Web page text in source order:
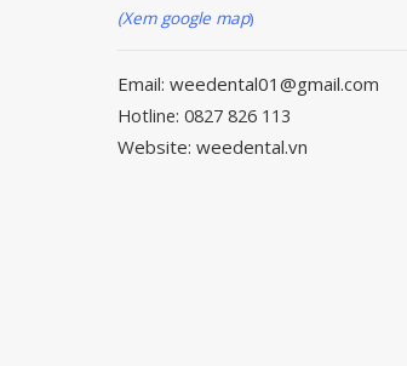
(Xem google map)
Email: weedental01@gmail.com
Hotline: 0827 826 113
Website: weedental.vn